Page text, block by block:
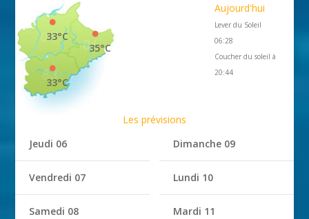
35°C
33°C
33°C
Aujourd'hui
Lever du Soleil
06:28
Coucher du soleil à
20:44
Les prévisions
Jeudi 06
Vendredi 07
Samedi 08
Dimanche 09
Lundi 10
Mardi 11